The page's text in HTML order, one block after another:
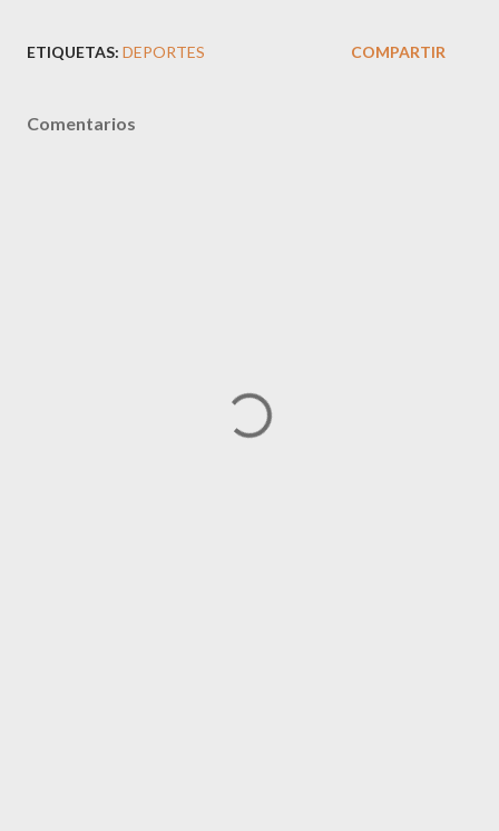
ETIQUETAS: DEPORTES COMPARTIR
Comentarios